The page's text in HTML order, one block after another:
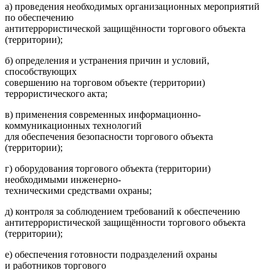
а) проведения необходимых организационных мероприятий
по обеспечению
антитеррористической защищённости торгового объекта
(территории);
б) определения и устранения причин и условий,
способствующих
совершению на торговом объекте (территории)
террористического акта;
в) применения современных информационно-
коммуникационных технологий
для обеспечения безопасности торгового объекта
(территории);
г) оборудования торгового объекта (территории)
необходимыми инженерно-
техническими средствами охраны;
д) контроля за соблюдением требований к обеспечению
антитеррористической защищённости торгового объекта
(территории);
е) обеспечения готовности подразделений охраны
и работников торгового